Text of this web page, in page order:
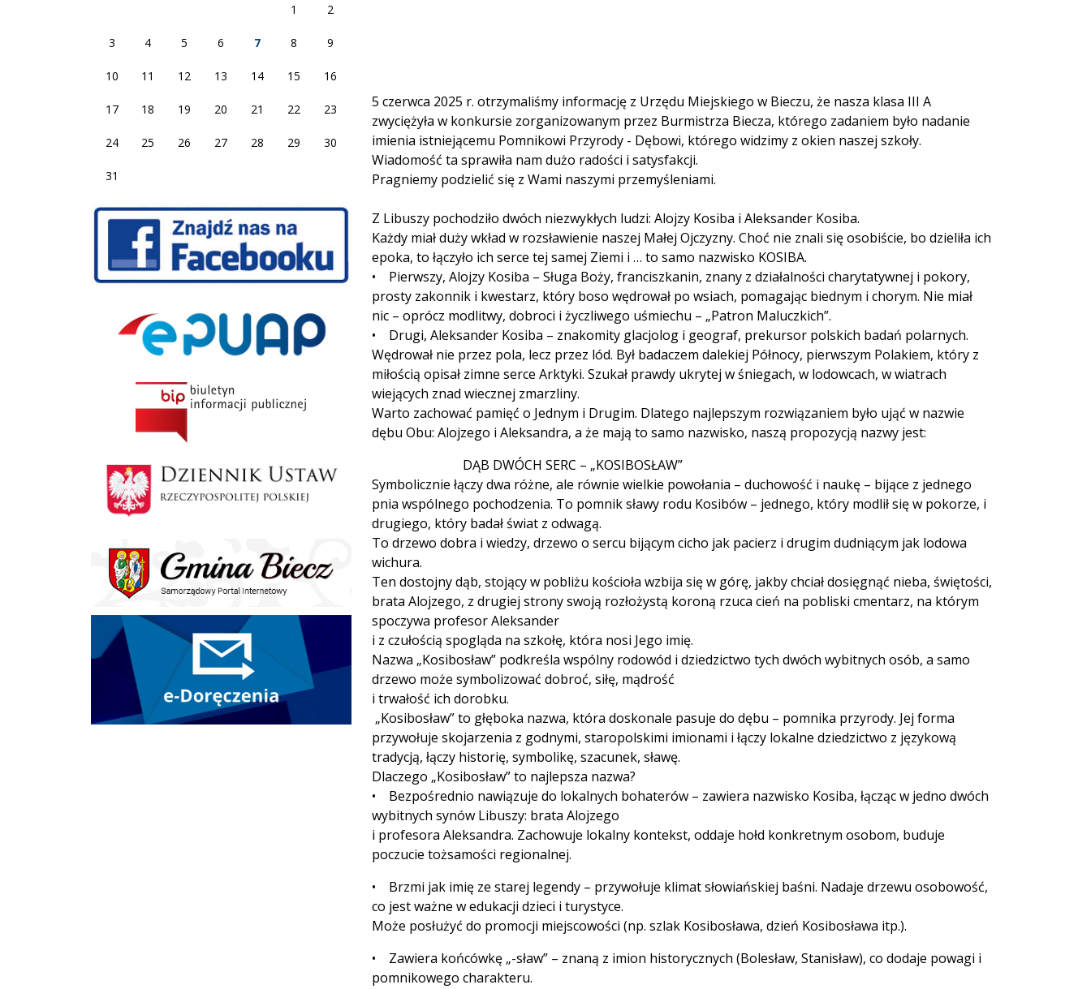
1 2
3 4 5 6 7 8 9
10 11 12 13 14 15 16
17 18 19 20 21 22 23
24 25 26 27 28 29 30
31
Facebook
E-doręczenia
Treść
5 czerwca 2025 r. otrzymaliśmy informację z Urzędu Miejskiego w Bieczu, że nasza klasa III A
zwyciężyła w konkursie zorganizowanym przez Burmistrza Biecza, którego zadaniem było nadanie
imienia istniejącemu Pomnikowi Przyrody - Dębowi, którego widzimy z okien naszej szkoły.
Wiadomość ta sprawiła nam dużo radości i satysfakcji.
Pragniemy podzielić się z Wami naszymi przemyśleniami.
Z Libuszy pochodziło dwóch niezwykłych ludzi: Alojzy Kosiba i Aleksander Kosiba.
Każdy miał duży wkład w rozsławienie naszej Małej Ojczyzny. Choć nie znali się osobiście, bo dzieliła ich
epoka, to łączyło ich serce tej samej Ziemi i … to samo nazwisko KOSIBA.
• Pierwszy, Alojzy Kosiba – Sługa Boży, franciszkanin, znany z działalności charytatywnej i pokory,
prosty zakonnik i kwestarz, który boso wędrował po wsiach, pomagając biednym i chorym. Nie miał
nic – oprócz modlitwy, dobroci i życzliwego uśmiechu – „Patron Maluczkich”.
• Drugi, Aleksander Kosiba – znakomity glacjolog i geograf, prekursor polskich badań polarnych.
Wędrował nie przez pola, lecz przez lód. Był badaczem dalekiej Północy, pierwszym Polakiem, który z
miłością opisał zimne serce Arktyki. Szukał prawdy ukrytej w śniegach, w lodowcach, w wiatrach
wiejących znad wiecznej zmarzliny.
Warto zachować pamięć o Jednym i Drugim. Dlatego najlepszym rozwiązaniem było ująć w nazwie
dębu Obu: Alojzego i Aleksandra, a że mają to samo nazwisko, naszą propozycją nazwy jest:
DĄB DWÓCH SERC – „KOSIBOSŁAW”
Symbolicznie łączy dwa różne, ale równie wielkie powołania – duchowość i naukę – bijące z jednego
pnia wspólnego pochodzenia. To pomnik sławy rodu Kosibów – jednego, który modlił się w pokorze, i
drugiego, który badał świat z odwagą.
To drzewo dobra i wiedzy, drzewo o sercu bijącym cicho jak pacierz i drugim dudniącym jak lodowa
wichura.
Ten dostojny dąb, stojący w pobliżu kościoła wzbija się w górę, jakby chciał dosięgnąć nieba, świętości,
brata Alojzego, z drugiej strony swoją rozłożystą koroną rzuca cień na pobliski cmentarz, na którym
spoczywa profesor Aleksander
i z czułością spogląda na szkołę, która nosi Jego imię.
Nazwa „Kosibosław” podkreśla wspólny rodowód i dziedzictwo tych dwóch wybitnych osób, a samo
drzewo może symbolizować dobroć, siłę, mądrość
i trwałość ich dorobku.
„Kosibosław” to głęboka nazwa, która doskonale pasuje do dębu – pomnika przyrody. Jej forma
przywołuje skojarzenia z godnymi, staropolskimi imionami i łączy lokalne dziedzictwo z językową
tradycją, łączy historię, symbolikę, szacunek, sławę.
Dlaczego „Kosibosław” to najlepsza nazwa?
• Bezpośrednio nawiązuje do lokalnych bohaterów – zawiera nazwisko Kosiba, łącząc w jedno dwóch
wybitnych synów Libuszy: brata Alojzego
i profesora Aleksandra. Zachowuje lokalny kontekst, oddaje hołd konkretnym osobom, buduje
poczucie tożsamości regionalnej.
• Brzmi jak imię ze starej legendy – przywołuje klimat słowiańskiej baśni. Nadaje drzewu osobowość,
co jest ważne w edukacji dzieci i turystyce.
Może posłużyć do promocji miejscowości (np. szlak Kosibosława, dzień Kosibosława itp.).
• Zawiera końcówkę „-sław” – znaną z imion historycznych (Bolesław, Stanisław), co dodaje powagi i
pomnikowego charakteru.